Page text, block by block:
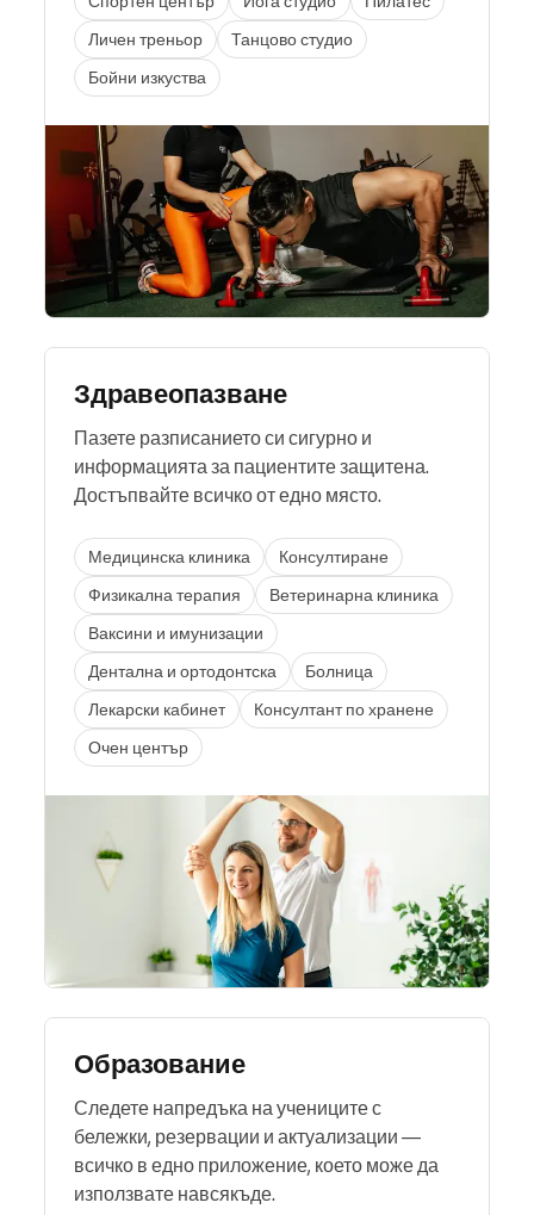
Личен треньор
Танцово студио
Бойни изкуства
Здравеопазване
Пазете разписанието си сигурно и
информацията за пациентите защитена.
Достъпвайте всичко от едно място.
Медицинска клиника
Консултиране
Физикална терапия
Ветеринарна клиника
Ваксини и имунизации
Дентална и ортодонтска
Болница
Лекарски кабинет
Консултант по хранене
Очен център
Образование
Следете напредъка на учениците с
бележки, резервации и актуализации —
всичко в едно приложение, което може да
използвате навсякъде.